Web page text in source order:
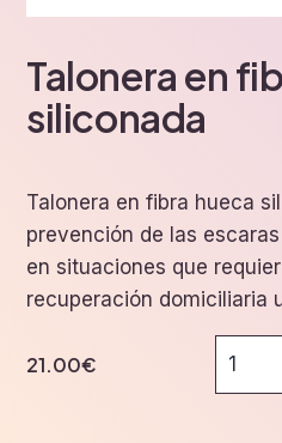
Talonera en
siliconada
Talonera en fibra hueca
prevención de las
en situaciones que
recuperación domiciliaria
21.00€